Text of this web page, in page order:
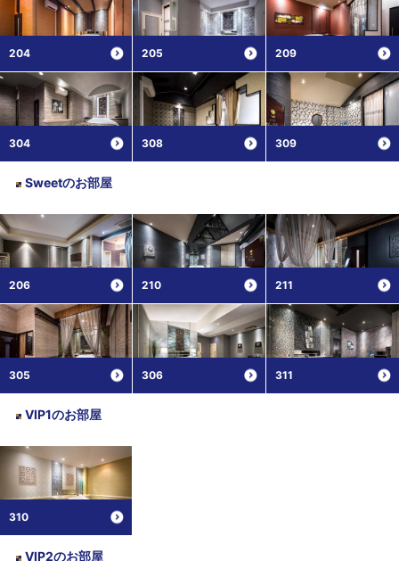
204 205 209
304 308 309
Sweetのお部屋
206 210 211
305 306 311
VIP1のお部屋
310
VIP2のお部屋